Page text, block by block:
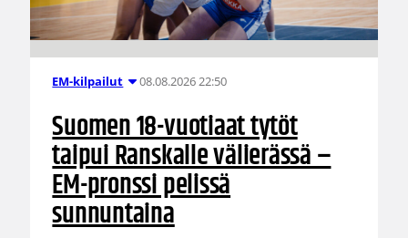
EM-kilpailut 08.08.2026 22:50
Suomen 18-vuotiaat tytöt
taipui Ranskalle välierässä –
EM-pronssi pelissä
sunnuntaina